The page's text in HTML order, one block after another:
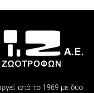
από το 1969 με δύο